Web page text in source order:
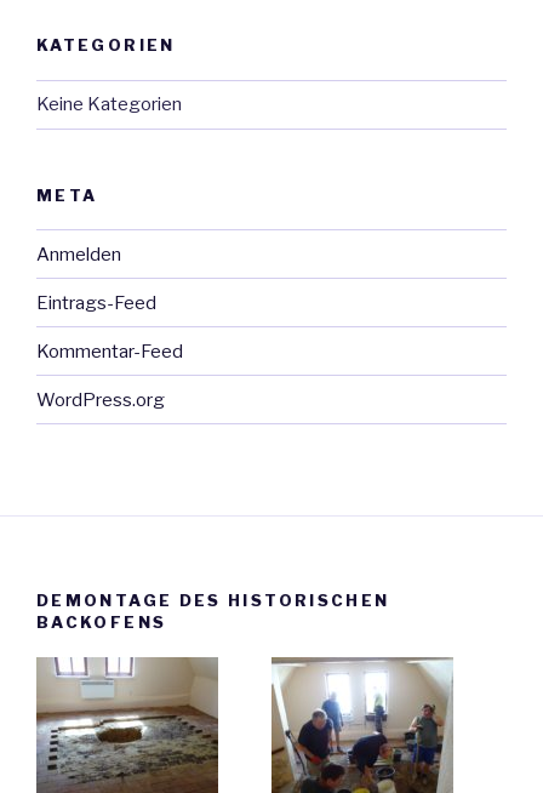
KATEGORIEN
Keine Kategorien
META
Anmelden
Eintrags-Feed
Kommentar-Feed
WordPress.org
DEMONTAGE DES HISTORISCHEN
BACKOFENS